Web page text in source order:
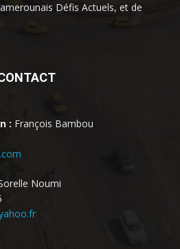
Défis Actuels, et de
: François Bambou
Noumi